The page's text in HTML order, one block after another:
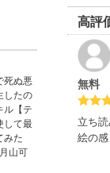
死ぬ悪
したの
ル【テ
して最
みた
月山可
高評
無料
立ち
絵の